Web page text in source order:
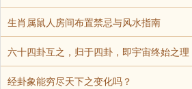
生肖属鼠人房间布置禁忌与风水指南
六十四卦互之，归于四卦，即宇宙终始之理
经卦象能穷尽天下之变化吗？